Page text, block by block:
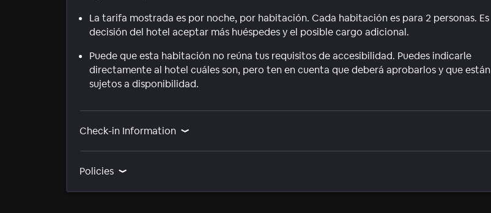
La tarifa mostrada es por noche, por habitación. Cada habitación es para 2 personas. Es
decisión del hotel aceptar más huéspedes y el posible cargo adicional.
Puede que esta habitación no reúna tus requisitos de accesibilidad. Puedes indicarle
directamente al hotel cuáles son, pero ten en cuenta que deberá aprobarlos y que están
sujetos a disponibilidad.
Check-in Information
Policies